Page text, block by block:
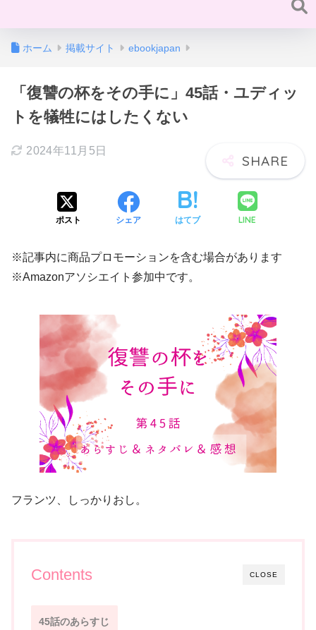
ホーム 掲載サイト ebookjapan
「復讐の杯をその手に」45話・ユディッ
トを犠牲にはしたくない
2024年11月5日
ポスト シェア はてブ LINE
※記事内に商品プロモーションを含む場合があります
※Amazonアソシエイト参加中です。
フランツ、しっかりおし。
CLOSE
Contents
45話のあらすじ